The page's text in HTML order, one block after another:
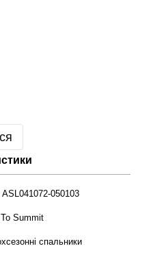
050103
Summit
спальники